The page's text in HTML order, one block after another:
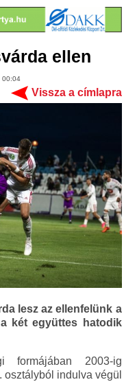
ellen
00:04
Vissza a címlapra
lesz az ellenfelünk a
két együttes hatodik
formájában 2003-ig
indulva végül